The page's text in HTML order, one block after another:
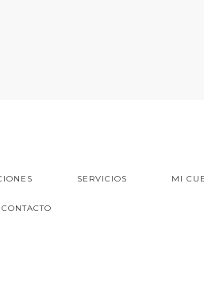
SERVICIOS MI
CONTACTO